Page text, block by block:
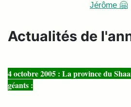
Jérôme 🤗
Actualités de
4 octobre 2005 : La province du
géants :